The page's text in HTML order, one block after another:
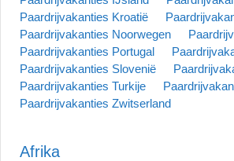
Paardrijvakanties Kroatië
Paardrijvakanties Noorwegen
Paardrijvakanties Portugal
Paardrijvakanties Slovenië
Paardrijvakanties Turkije
Paardrijvakanties Zwitserland
Afrika